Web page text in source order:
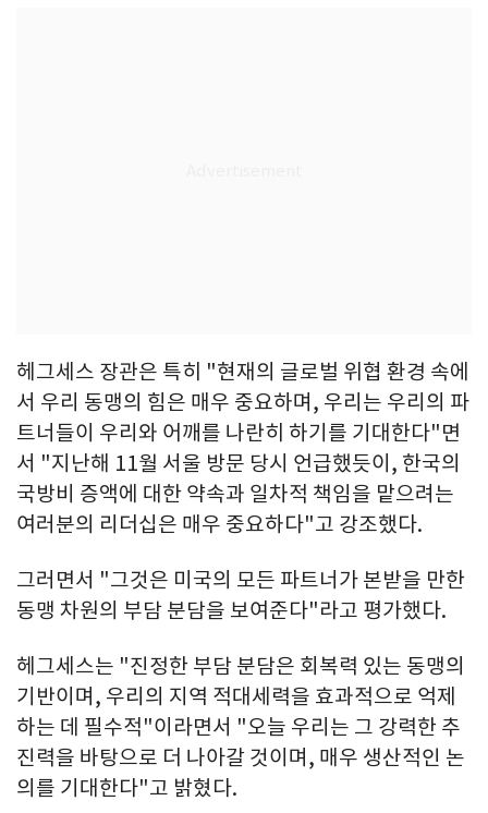
헤그세스 장관은 특히 "현재의 글로벌 위협 환경 속에
서 우리 동맹의 힘은 매우 중요하며, 우리는 우리의 파
트너들이 우리와 어깨를 나란히 하기를 기대한다"면
서 "지난해 11월 서울 방문 당시 언급했듯이, 한국의
국방비 증액에 대한 약속과 일차적 책임을 맡으려는
여러분의 리더십은 매우 중요하다"고 강조했다.
그러면서 "그것은 미국의 모든 파트너가 본받을 만한
동맹 차원의 부담 분담을 보여준다"라고 평가했다.
헤그세스는 "진정한 부담 분담은 회복력 있는 동맹의
기반이며, 우리의 지역 적대세력을 효과적으로 억제
하는 데 필수적"이라면서 "오늘 우리는 그 강력한 추
진력을 바탕으로 더 나아갈 것이며, 매우 생산적인 논
의를 기대한다"고 밝혔다.